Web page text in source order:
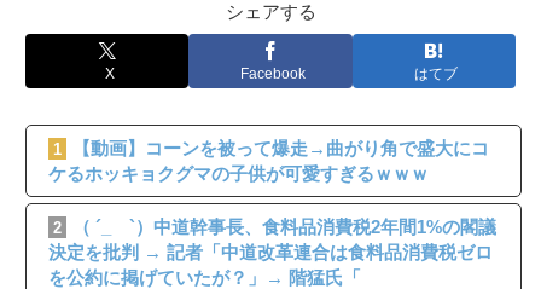
シェアする
X Facebook はてブ
1
【動画】コーンを被って爆走→曲がり角で盛大にコ
ケるホッキョクグマの子供が可愛すぎるｗｗｗ
2
（ ´_ゝ`）中道幹事長、食料品消費税2年間1%の閣議
決定を批判 → 記者「中道改革連合は食料品消費税ゼロ
を公約に掲げていたが？」→ 階猛氏「